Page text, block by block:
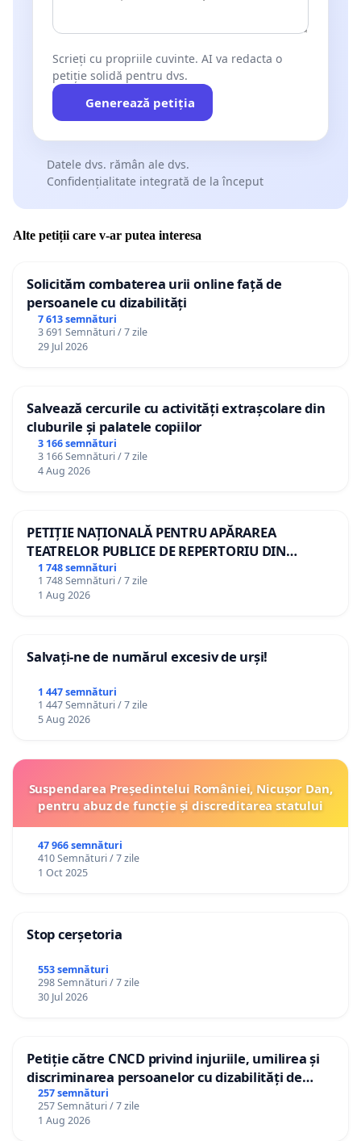
Scrieți cu propriile cuvinte. AI va redacta o
petiție solidă pentru dvs.
Generează petiția
Datele dvs. rămân ale dvs.
Confidențialitate integrată de la început
Alte petiții care v-ar putea interesa
Solicităm combaterea urii online față de
persoanele cu dizabilități
7 613 semnături
3 691 Semnături / 7 zile
29 Jul 2026
Salvează cercurile cu activități extrașcolare din
cluburile și palatele copiilor
3 166 semnături
3 166 Semnături / 7 zile
4 Aug 2026
PETIȚIE NAȚIONALĂ PENTRU APĂRAREA
TEATRELOR PUBLICE DE REPERTORIU DIN
ROMÂNIA
1 748 semnături
1 748 Semnături / 7 zile
1 Aug 2026
Salvați-ne de numărul excesiv de urși!
1 447 semnături
1 447 Semnături / 7 zile
5 Aug 2026
Suspendarea Președintelui României, Nicușor Dan,
pentru abuz de funcție și discreditarea statului
47 966 semnături
410 Semnături / 7 zile
1 Oct 2025
Stop cerșetoria
553 semnături
298 Semnături / 7 zile
30 Jul 2026
Petiție către CNCD privind injuriile, umilirea și
discriminarea persoanelor cu dizabilități de
către utilizatorul TikTok „Gorici”
257 semnături
257 Semnături / 7 zile
1 Aug 2026